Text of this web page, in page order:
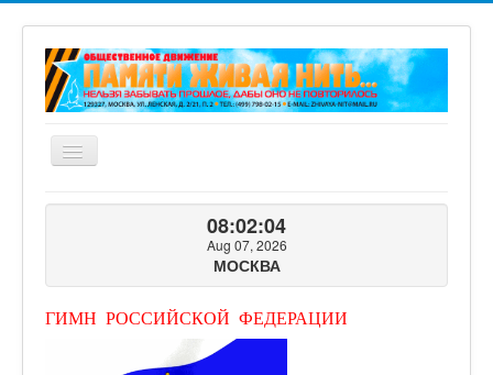
Включить/
выключить
ГЛАВНАЯ
ВИДЕОГАЛЕРЕЯ
КНИГИ ПРОЕКТА
08:02:05
Aug 07, 2026
МОСКВА
ГИМН РОССИЙСКОЙ ФЕДЕРАЦИИ